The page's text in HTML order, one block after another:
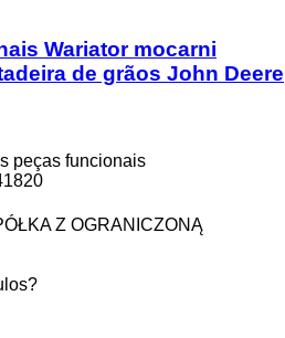
Wariator mocarni
de grãos John Deere
peças funcionais
Z OGRANICZONĄ